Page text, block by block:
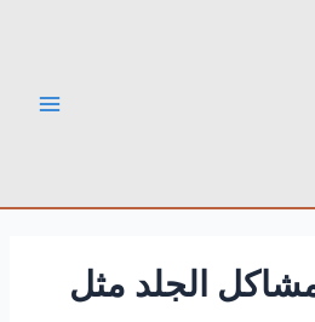
الجلد مثل